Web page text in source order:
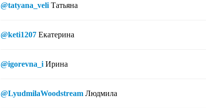
@tatyana_veli Татьяна
@keti1207 Екатерина
@igorevna_i Ирина
@LyudmilaWoodstream Людмила